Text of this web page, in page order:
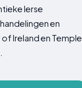
Ierse
en
of Ireland en Temple